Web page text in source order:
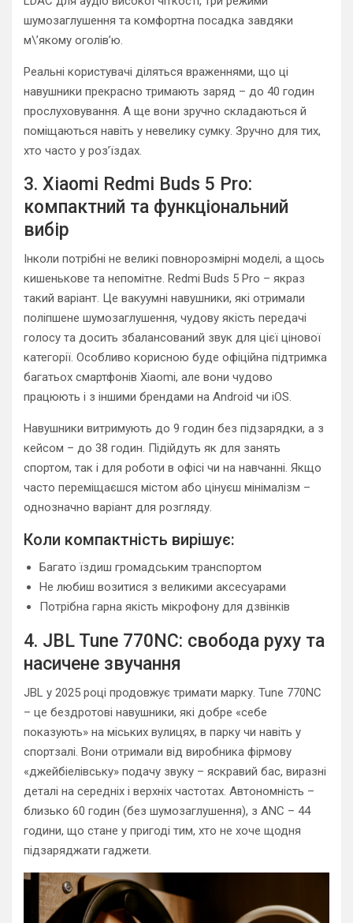
шумозаглушення та комфортна посадка завдяки
м\’якому оголів’ю.
Реальні користувачі діляться враженнями, що ці
навушники прекрасно тримають заряд – до 40 годин
прослуховування. А ще вони зручно складаються й
поміщаються навіть у невелику сумку. Зручно для тих,
хто часто у роз’їздах.
3. Xiaomi Redmi Buds 5 Pro:
компактний та функціональний
вибір
Інколи потрібні не великі повнорозмірні моделі, а щось
кишенькове та непомітне. Redmi Buds 5 Pro – якраз
такий варіант. Це вакуумні навушники, які отримали
поліпшене шумозаглушення, чудову якість передачі
голосу та досить збалансований звук для цієї цінової
категорії. Особливо корисною буде офіційна підтримка
багатьох смартфонів Xiaomi, але вони чудово
працюють і з іншими брендами на Android чи iOS.
Навушники витримують до 9 годин без підзарядки, а з
кейсом – до 38 годин. Підійдуть як для занять
спортом, так і для роботи в офісі чи на навчанні. Якщо
часто переміщаєшся містом або цінуєш мінімалізм –
однозначно варіант для розгляду.
Коли компактність вирішує:
Багато їздиш громадським транспортом
Не любиш возитися з великими аксесуарами
Потрібна гарна якість мікрофону для дзвінків
4. JBL Tune 770NC: свобода руху та
насичене звучання
JBL у 2025 році продовжує тримати марку. Tune 770NC
– це бездротові навушники, які добре «себе
показують» на міських вулицях, в парку чи навіть у
спортзалі. Вони отримали від виробника фірмову
«джейбіелівську» подачу звуку – яскравий бас, виразні
деталі на середніх і верхніх частотах. Автономність –
близько 60 годин (без шумозаглушення), з ANC – 44
години, що стане у пригоді тим, хто не хоче щодня
підзаряджати гаджети.